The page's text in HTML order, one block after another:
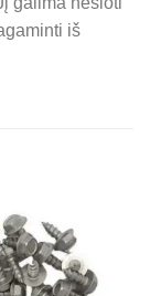
iš